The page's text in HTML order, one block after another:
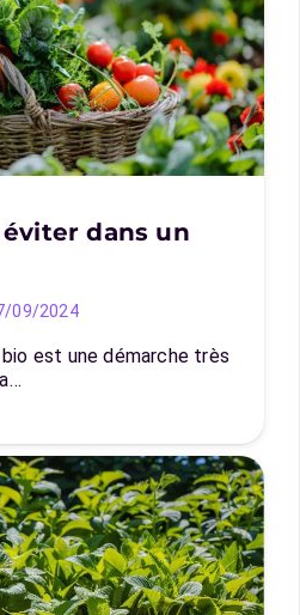
dans un
09/2024
est une démarche très